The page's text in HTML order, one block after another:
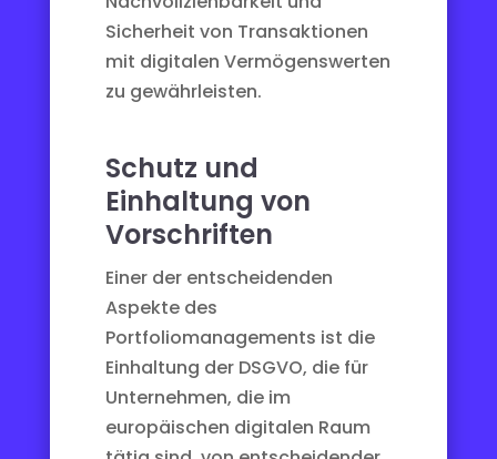
Sicherheit von Transaktionen
mit digitalen Vermögenswerten
zu gewährleisten.
Schutz und
Einhaltung von
Vorschriften
Einer der entscheidenden
Aspekte des
Portfoliomanagements ist die
Einhaltung der DSGVO, die für
Unternehmen, die im
europäischen digitalen Raum